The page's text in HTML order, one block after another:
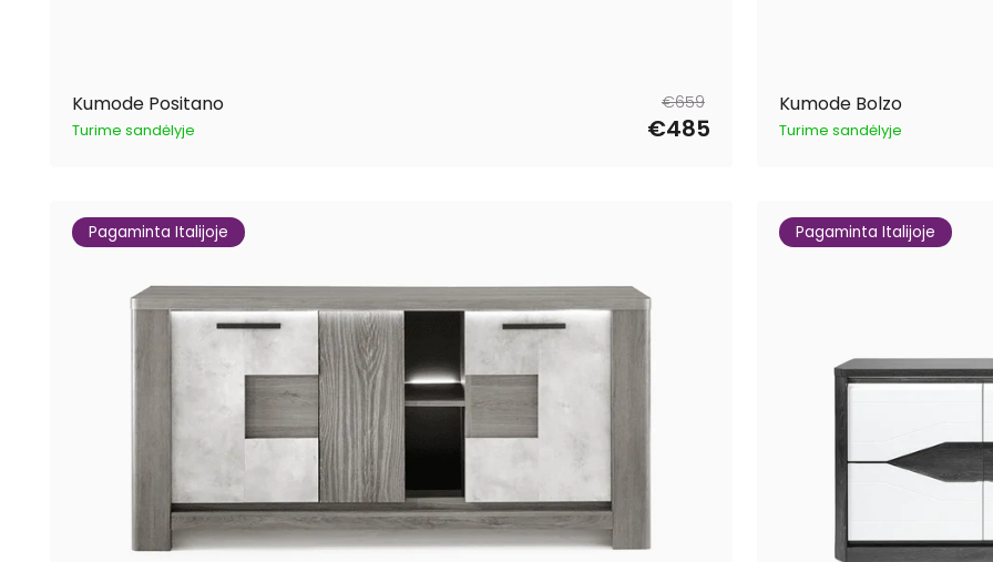
Kumode Positano
Turime sandėlyje
Parastā
cena
€659
Pārdošanas
cena€485
Kumode Bolzo
Turime sandėlyje
Pagaminta Italijoje Pagaminta Italijoje